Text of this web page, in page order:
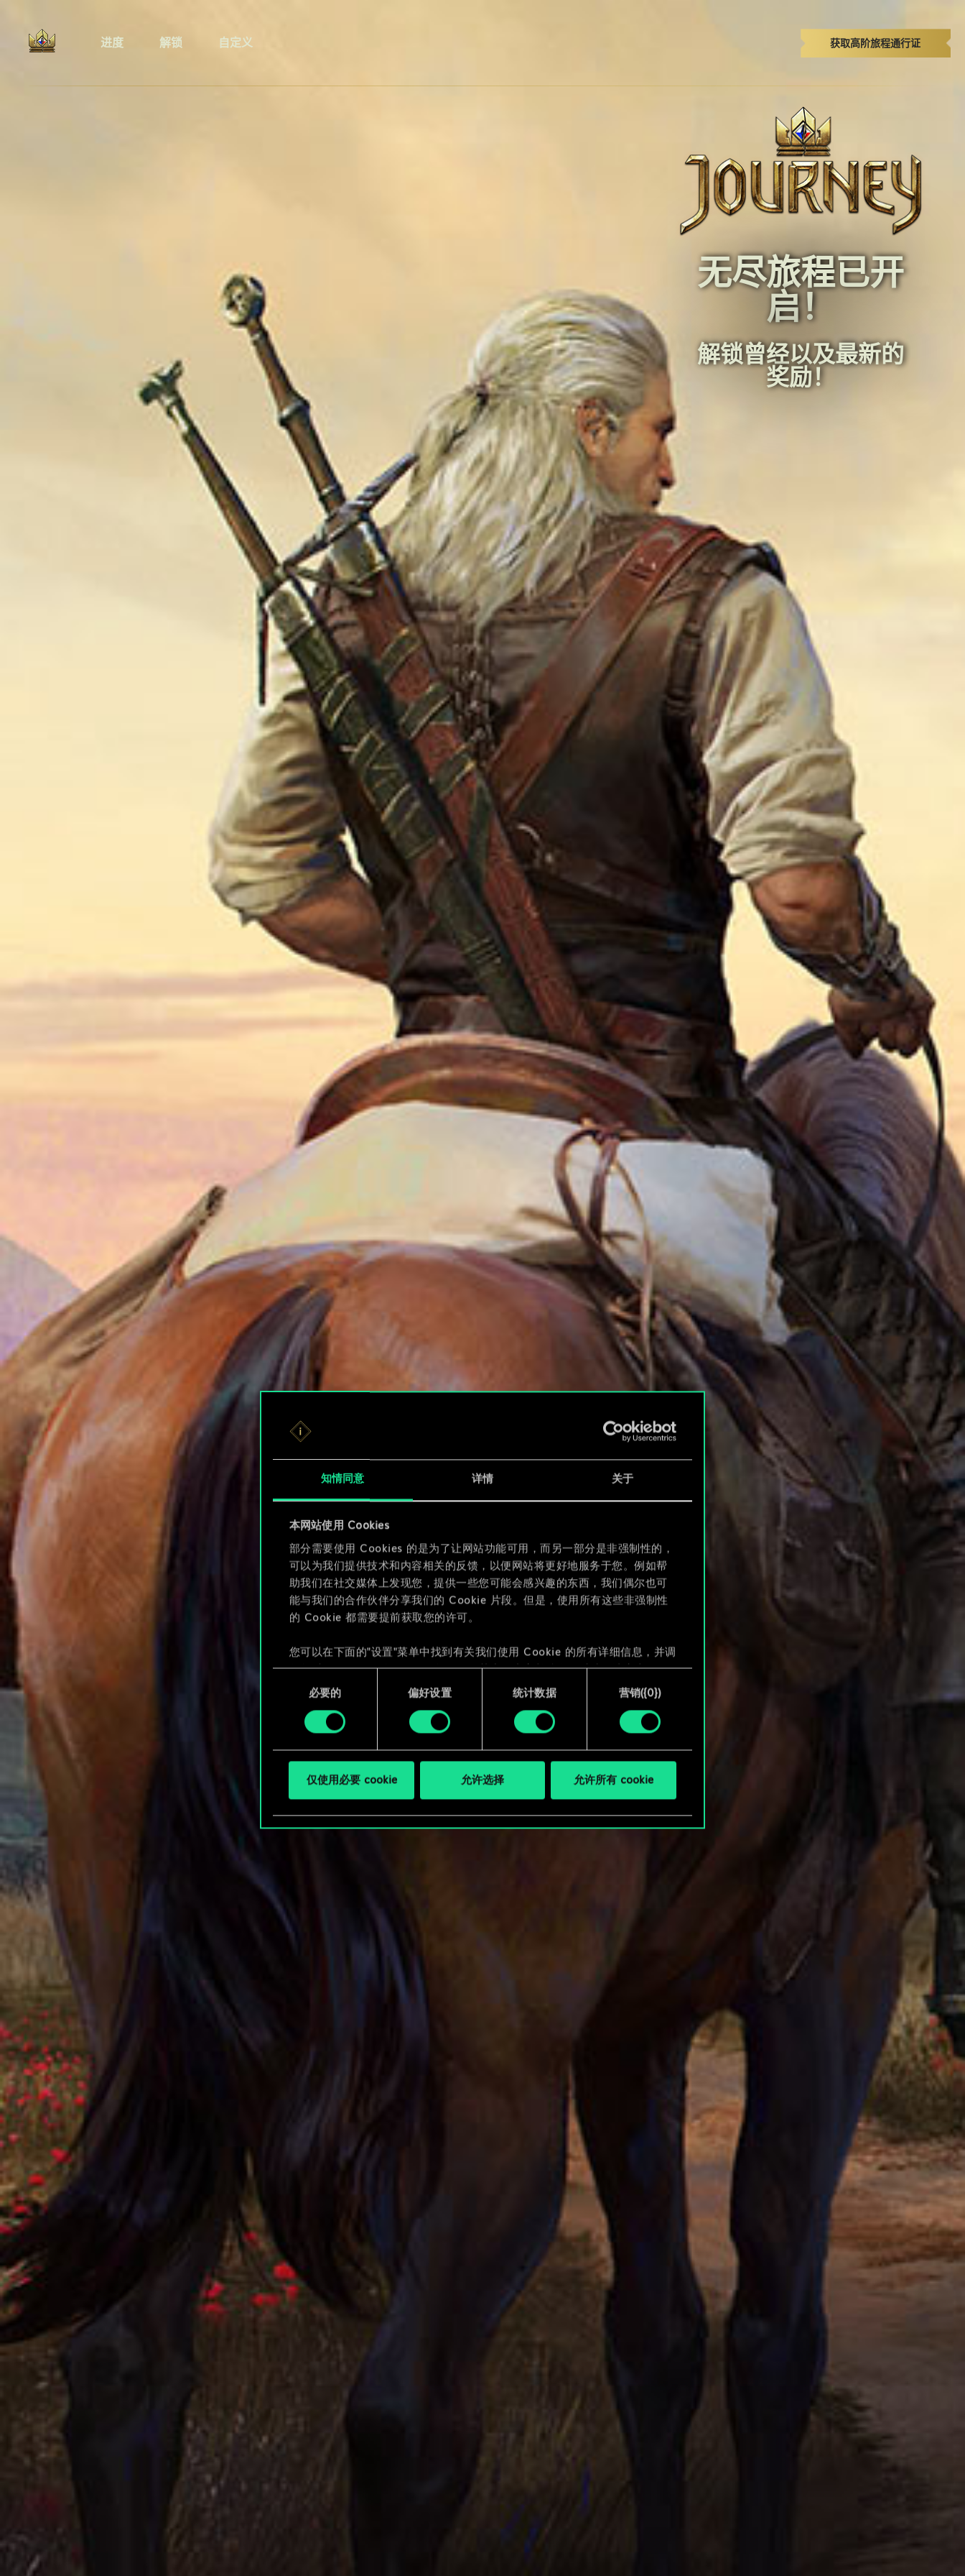
知情同意 详情 关于
本网站使用 Cookies
部分需要使用 Cookies 的是为了让网站功能可用，而另一部分是非强制性的，
可以为我们提供技术和内容相关的反馈，以便网站将更好地服务于您。例如帮
助我们在社交媒体上发现您，提供一些您可能会感兴趣的东西，我们偶尔也可
能与我们的合作伙伴分享我们的 Cookie 片段。但是，使用所有这些非强制性
的 Cookie 都需要提前获取您的许可。
您可以在下面的"设置"菜单中找到有关我们使用 Cookie 的所有详细信息，并调
整您对 Cookie 的偏好。一旦您了解了其中的内容并准备好继续，请点击"确
定"。
必要的 偏好设置 统计数据 营销({0})
仅使用必要 cookie 允许选择 允许所有 cookie
进度 解锁 自定义 获取高阶旅程通行证
无尽旅程已开
启！
解锁曾经以及最新的
奖励！